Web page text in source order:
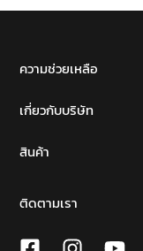
ความช่วยเหลือ
เกี่ยวกับบริษัท
สินค้า
ติดตามเรา